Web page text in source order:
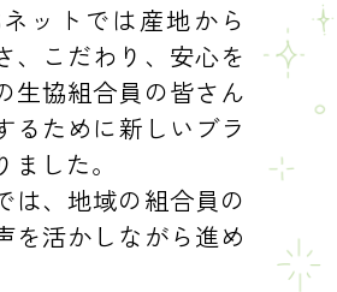
ットでは産地から
、こだわり、安心を
生協組合員の皆さん
るために新しいブラ
ました。
は、地域の組合員の
を活かしながら進め